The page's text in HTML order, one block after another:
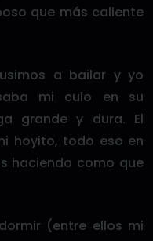
que más caliente
a bailar y yo
mi culo en su
grande y dura. El
hoyito, todo eso en
haciendo como que
(entre ellos mi